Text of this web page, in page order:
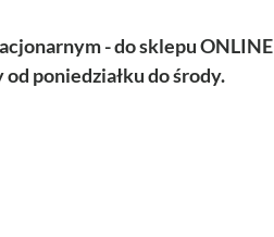
- do sklepu
poniedziałku do środy.